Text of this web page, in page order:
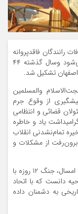
فاقدپروانه
سالانه منجر به نقص عضو یا تلفات انسانی می‌شود وسال گذشته ۴۴
والمسلمین
از وقوع جرم
که با حضور مسئولان قضائی و انتظامی
یاد و خاطره
تمام‌نشدنی انقلاب
برون‌رفت از مشکلات و
وی با اشاره به متفاوت بودن هفته دفاع مقدس امسال، جنگ ۱۲ روزه با
دانست که با اتحاد
به دشمنان داده